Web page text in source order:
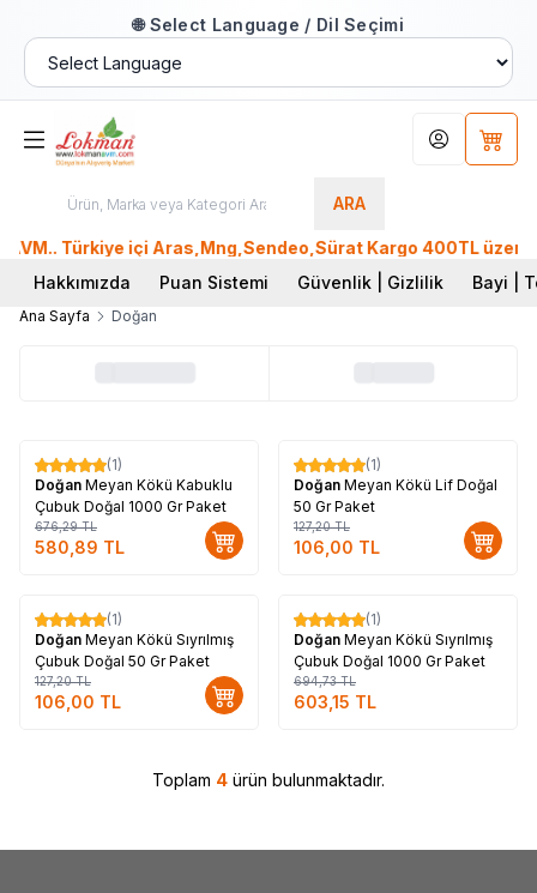
🌐 Select Language / Dil Seçimi
ARA
Hesabım
Türkiye içi Aras,Mng,Sendeo,Sürat Kargo 400TL üzeri,
Hakkımızda
Puan Sistemi Güvenlik | Gizlilik Bayi |
Ana Sayfa Doğan
%14
(1)
Doğan Meyan Kökü Kabuklu
Çubuk Doğal 1000 Gr Paket
676,29TL
580,89 TL
%17
(1)
Doğan Meyan Kökü Lif Doğal
50 Gr Paket
127,20TL
106,00 TL
%17
(1)
Doğan Meyan Kökü Sıyrılmış
Çubuk Doğal 50 Gr Paket
127,20TL
106,00 TL
%13
(1)
Doğan Meyan Kökü Sıyrılmış
Çubuk Doğal 1000 Gr Paket
694,73TL
603,15 TL
Toplam 4 ürün bulunmaktadır.